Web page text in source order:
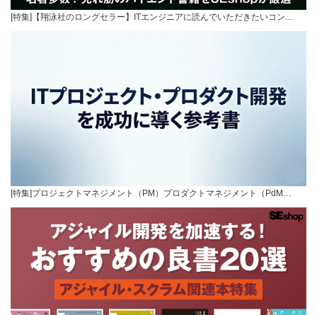
[特集]【翔泳社のロングセラー】ITエンジニアに読んでいただきたいコン…
[特集]プロジェクトマネジメント（PM）プロダクトマネジメント（PdM…